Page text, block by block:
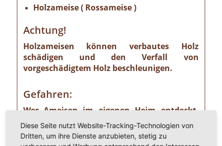
Holzameise ( Rossameise )
Achtung!
Holzameisen können verbautes Holz
schädigen und den Verfall von
vorgeschädigtem Holz beschleunigen.
Gefahren:
Wer Ameisen im eigenen Heim entdeckt,
sollte die Gefahr ernst nehmen. Einige
Ameisenarten sind nämlich Vorrats- und
Materialschädlinge, von denen ein nicht zu
Diese Seite nutzt Website-Tracking-Technologien von
Dritten, um ihre Dienste anzubieten, stetig zu